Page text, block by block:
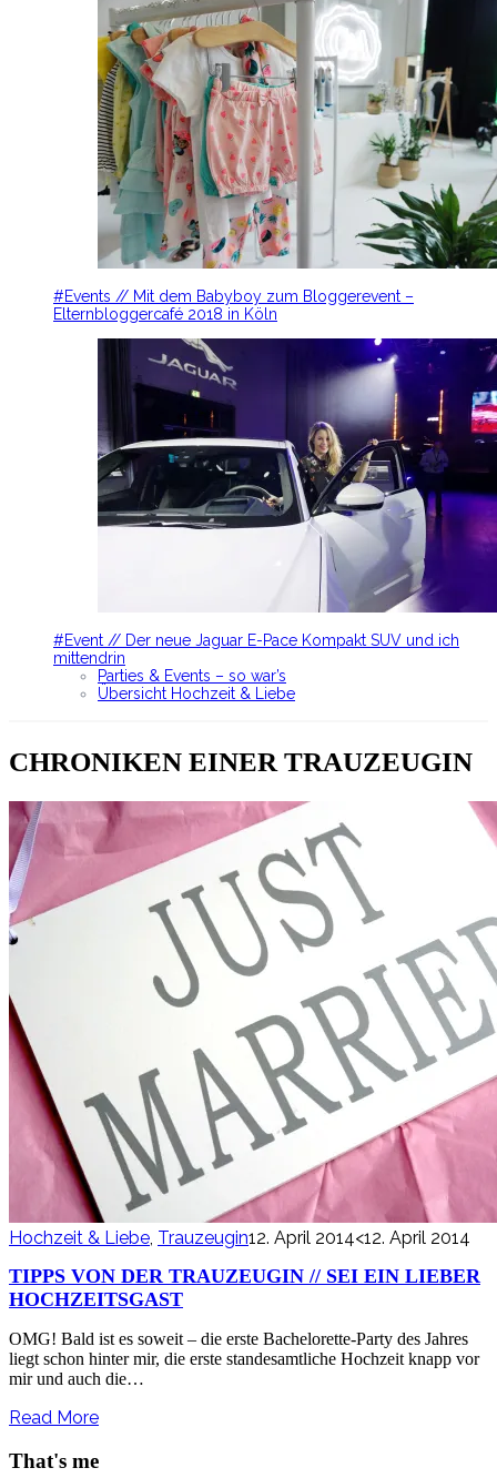
#Events // Mit dem Babyboy zum Bloggerevent –
Elternbloggercafé 2018 in Köln
#Event // Der neue Jaguar E-Pace Kompakt SUV und ich
mittendrin
Parties & Events – so war’s
Übersicht Hochzeit & Liebe
CHRONIKEN EINER TRAUZEUGIN
Hochzeit & Liebe, Trauzeugin12. April 2014<12. April 2014
TIPPS VON DER TRAUZEUGIN // SEI EIN LIEBER
HOCHZEITSGAST
OMG! Bald ist es soweit – die erste Bachelorette-Party des Jahres
liegt schon hinter mir, die erste standesamtliche Hochzeit knapp vor
mir und auch die…
Read More
That's me